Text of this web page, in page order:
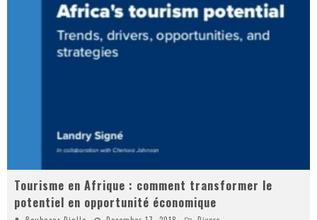
Tourisme en Afrique : comment transformer le
potentiel en opportunité économique